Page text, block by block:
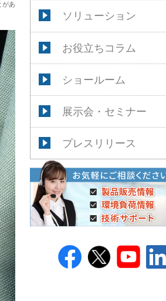
ソリューション
お役立ちコラム
ショールーム
展示会・セミナー
プレスリリース
があ